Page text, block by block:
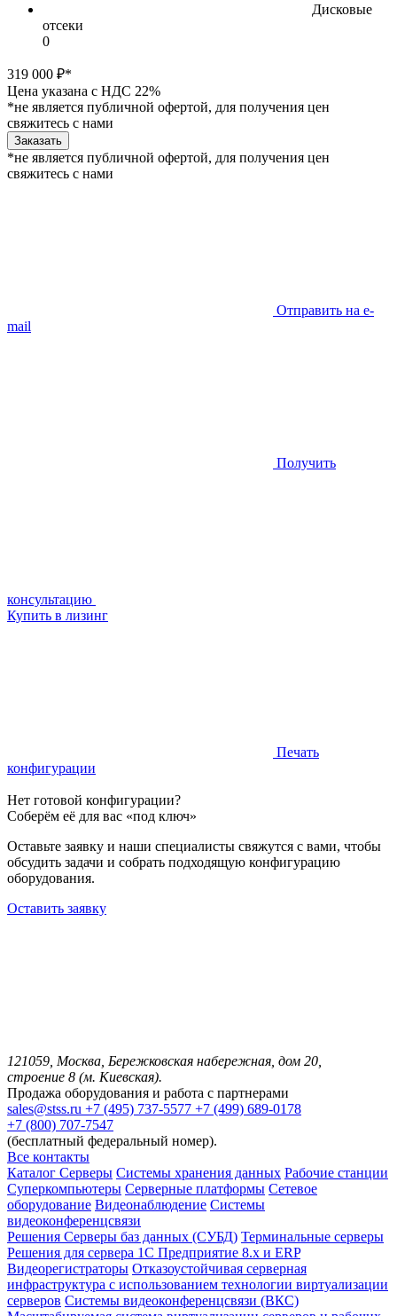
Дисковые
отсеки
0
319 000 ₽*
Цена указана с НДС 22%
*не является публичной офертой, для получения цен
свяжитесь с нами
Заказать
*не является публичной офертой, для получения цен
свяжитесь с нами
Отправить на e-
mail
Получить
консультацию
Купить в лизинг
Печать
конфигурации
Нет готовой конфигурации?
Соберём её для вас «под ключ»
Оставьте заявку и наши специалисты свяжутся с вами, чтобы
обсудить задачи и собрать подходящую конфигурацию
оборудования.
Оставить заявку
121059, Москва, Бережковская набережная, дом 20,
строение 8 (м. Киевская).
Продажа оборудования и работа с партнерами
sales@stss.ru +7 (495) 737-5577 +7 (499) 689-0178
+7 (800) 707-7547
(бесплатный федеральный номер).
Все контакты
Каталог Серверы Системы хранения данных Рабочие станции
Суперкомпьютеры Серверные платформы Сетевое
оборудование Видеонаблюдение Системы
видеоконференцсвязи
Решения Серверы баз данных (СУБД) Терминальные серверы
Решения для сервера 1С Предприятие 8.x и ERP
Видеорегистраторы Отказоустойчивая серверная
инфраструктура с использованием технологии виртуализации
серверов Системы видеоконференцсвязи (ВКС)